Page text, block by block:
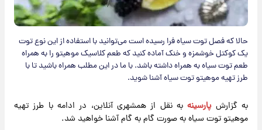
حالا که فصل توت سیاه فرا رسیده است می‌توانید با استفاده از این نوع توت
یک کوکتل خوشمزه و خنک آماده کنید که طعم کلاسیک موهیتو را به همراه
طعم توت سیاه به همراه داشته باشد. با ما در این مطلب همراه باشید تا با
طرز تهیه موهیتو توت سیاه آشنا شوید.
​به گزارش پارسینه به نقل از همشهری آنلاین، در ادامه با طرز تهیه
موهیتو توت سیاه به صورت گام به گام آشنا خواهید شد.